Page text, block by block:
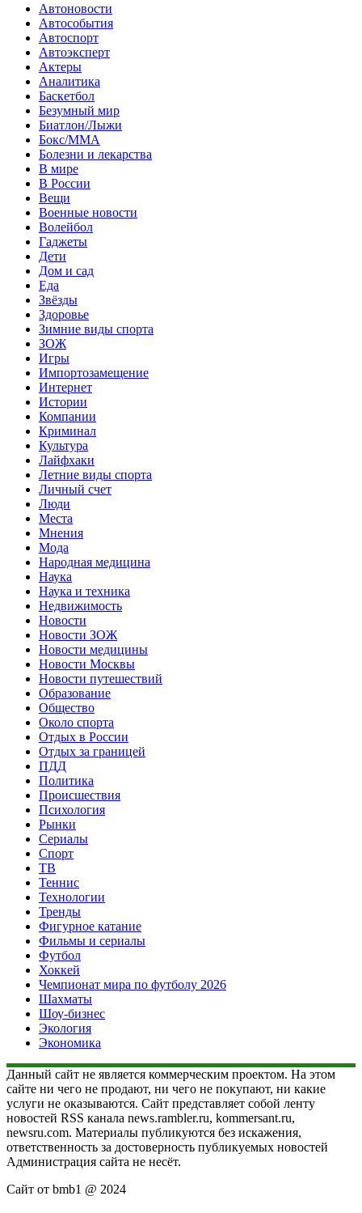
Автоновости
Автособытия
Автоспорт
Автоэксперт
Актеры
Аналитика
Баскетбол
Безумный мир
Биатлон/Лыжи
Бокс/MMA
Болезни и лекарства
В мире
В России
Вещи
Военные новости
Волейбол
Гаджеты
Дети
Дом и сад
Еда
Звёзды
Здоровье
Зимние виды спорта
ЗОЖ
Игры
Импортозамещение
Интернет
Истории
Компании
Криминал
Культура
Лайфхаки
Летние виды спорта
Личный счет
Люди
Места
Мнения
Мода
Народная медицина
Наука
Наука и техника
Недвижимость
Новости
Новости ЗОЖ
Новости медицины
Новости Москвы
Новости путешествий
Образование
Общество
Около спорта
Отдых в России
Отдых за границей
ПДД
Политика
Происшествия
Психология
Рынки
Сериалы
Спорт
ТВ
Теннис
Технологии
Тренды
Фигурное катание
Фильмы и сериалы
Футбол
Хоккей
Чемпионат мира по футболу 2026
Шахматы
Шоу-бизнес
Экология
Экономика
Данный сайт не является коммерческим проектом. На этом
сайте ни чего не продают, ни чего не покупают, ни какие
услуги не оказываются. Сайт представляет собой ленту
новостей RSS канала news.rambler.ru, kommersant.ru,
newsru.com. Материалы публикуются без искажения,
ответственность за достоверность публикуемых новостей
Администрация сайта не несёт.
Сайт от bmb1 @ 2024